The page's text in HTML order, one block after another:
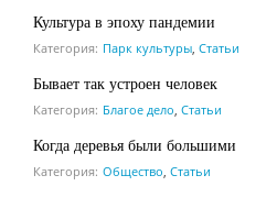
Культура в эпоху пандемии
Категория: Парк культуры Статьи
Бывает так устроен человек
Категория: Благое дело Статьи
Когда деревья были большими
Категория: Общество Статьи